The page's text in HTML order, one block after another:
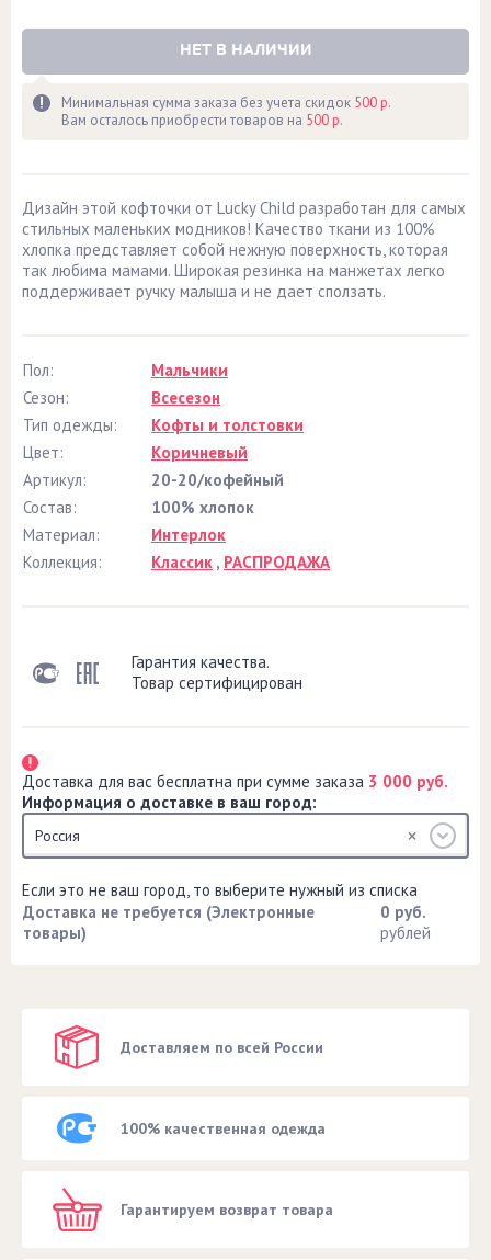
НЕТ В НАЛИЧИИ
Минимальная сумма заказа без учета скидок 500 р.
Вам осталось приобрести товаров на 500 р.
Дизайн этой кофточки от Lucky Child разработан для самых
стильных маленьких модников! Качество ткани из 100%
хлопка представляет собой нежную поверхность, которая
так любима мамами. Широкая резинка на манжетах легко
поддерживает ручку малыша и не дает сползать.
Пол:
Мальчики
Сезон:
Всесезон
Тип одежды:
Кофты и толстовки
Цвет:
Коричневый
Артикул:
20-20/кофейный
Состав:
100% хлопок
Материал:
Интерлок
Коллекция:
Классик , РАСПРОДАЖА
Гарантия качества.
Товар сертифицирован
Доставка для вас бесплатна при сумме заказа 3 000 руб.
Информация о доставке в ваш город:
Россия
Если это не ваш город, то выберите нужный из списка
Доставка не требуется (Электронные
товары)
0 руб.
рублей
Доставляем по всей России
100% качественная одежда
Гарантируем возврат товара